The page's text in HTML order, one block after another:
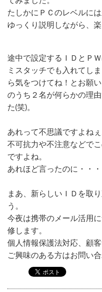
たしかにＰＣのレベルに
ゆっくり説明しながら、
途中で設定するＩＤとＰ
ミスタッチでも入れてし
ら気をつけてね！とお願
のうち２名が何らかの理
た(笑)。
あれって不思議ですよね
不可抗力や不注意などで
ですよね。
あれほど言ったのに・・・
まあ、新らしいＩＤを取
う。
今夜は携帯のメール活用
修します。
個人情報保護法対応、顧
ご興味のある方はお問い合